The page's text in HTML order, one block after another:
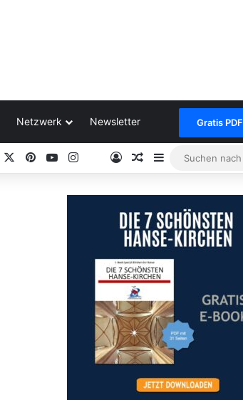
Netzwerk Newsletter Gratis PDF
FacebookPinterestYouTubeInstagram
Google
AnmeldenZufälliger Artikel
Sidebar